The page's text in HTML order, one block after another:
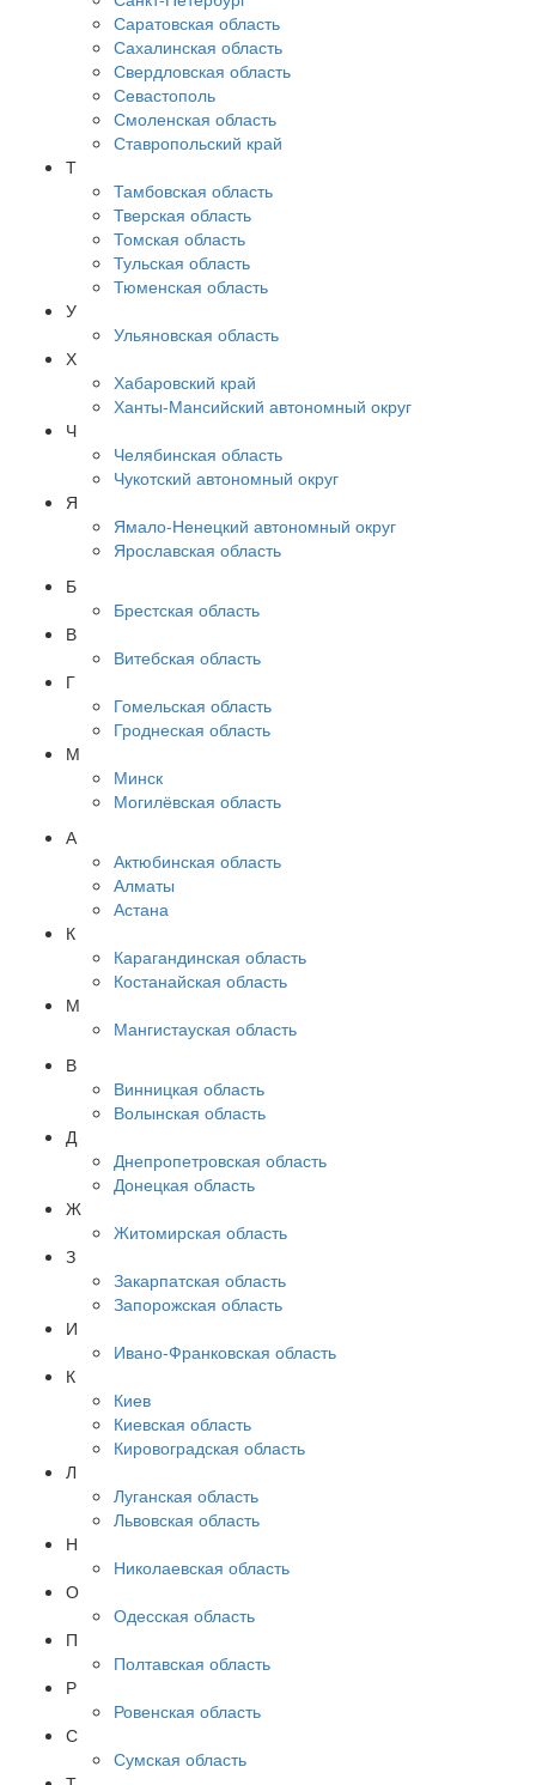
Саратовская область
Сахалинская область
Свердловская область
Севастополь
Смоленская область
Ставропольский край
Т
Тамбовская область
Тверская область
Томская область
Тульская область
Тюменская область
У
Ульяновская область
Х
Хабаровский край
Ханты-Мансийский автономный округ
Ч
Челябинская область
Чукотский автономный округ
Я
Ямало-Ненецкий автономный округ
Ярославская область
Б
Брестская область
В
Витебская область
Г
Гомельская область
Гроднеская область
М
Минск
Могилёвская область
А
Актюбинская область
Алматы
Астана
К
Карагандинская область
Костанайская область
М
Мангистауская область
В
Винницкая область
Волынская область
Д
Днепропетровская область
Донецкая область
Ж
Житомирская область
З
Закарпатская область
Запорожская область
И
Ивано-Франковская область
К
Киев
Киевская область
Кировоградская область
Л
Луганская область
Львовская область
Н
Николаевская область
О
Одесская область
П
Полтавская область
Р
Ровенская область
С
Сумская область